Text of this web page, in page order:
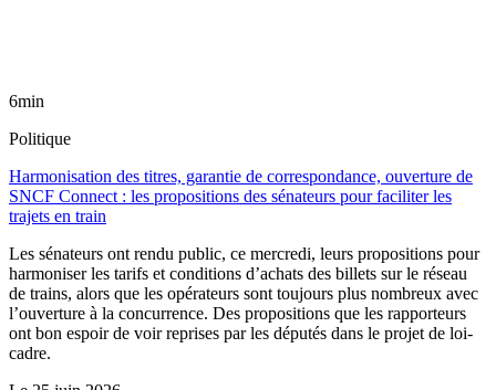
6min
Politique
Harmonisation des titres, garantie de correspondance, ouverture de
SNCF Connect : les propositions des sénateurs pour faciliter les
trajets en train
Les sénateurs ont rendu public, ce mercredi, leurs propositions pour
harmoniser les tarifs et conditions d’achats des billets sur le réseau
de trains, alors que les opérateurs sont toujours plus nombreux avec
l’ouverture à la concurrence. Des propositions que les rapporteurs
ont bon espoir de voir reprises par les députés dans le projet de loi-
cadre.